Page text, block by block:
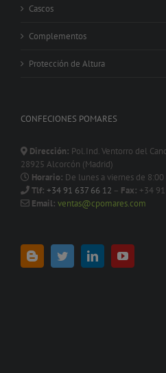
Cascos
Complementos
Protección de Altura
CONFECIONES POMARES
Dirección: Pol.Ind. Ventorro del
28925 Alcorcón (Madrid)
Horario: De lunes a viernes de 8:00
Tlf: +34 91 637 66 12 – Fax: +34
Email: ventas@cpomares.com